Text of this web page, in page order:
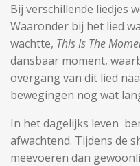
Bij verschillende liedjes
Waaronder bij het lied
wachtte, This Is The
dansbaar moment,
overgang van dit lied
bewegingen nog wat
In het dagelijks leven
afwachtend. Tijdens de
meevoeren dan